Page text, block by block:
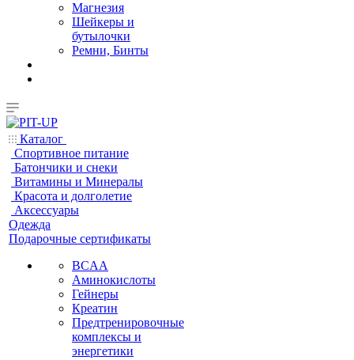
Магнезия
Шейкеры и
бутылочки
Ремни, Бинты
Каталог
Спортивное питание
Батончики и снеки
Витамины и Минералы
Красота и долголетие
Аксессуары
Одежда
Подарочные сертификаты
BCAA
Аминокислоты
Гейнеры
Креатин
Предтренировочные
комплексы и
энергетики